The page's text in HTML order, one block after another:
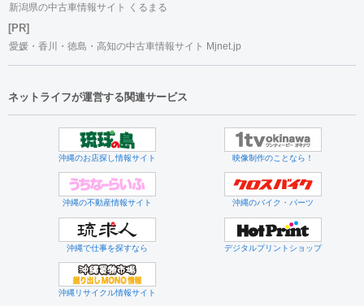
新潟県の中古車情報サイト くるまる
[PR]
愛媛・香川・徳島・高知の中古車情報サイト Mjnet.jp
ネットライフが運営する関連サービス
沖縄のお店探し情報サイト 映像制作のことなら！
沖縄の不動産情報サイト 沖縄のバイク・パーツ
沖縄で仕事を探すなら デジタルプリントショップ
沖縄リサイクル情報サイト